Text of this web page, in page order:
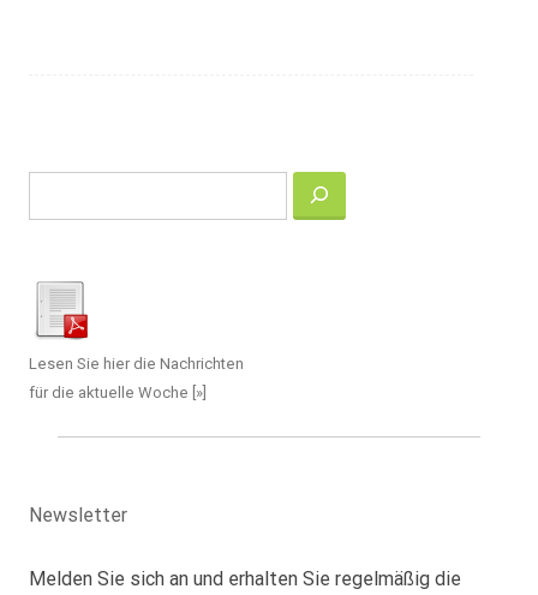
Lesen Sie hier die Nachrichten
für die aktuelle Woche [»]
Newsletter
Melden Sie sich an und erhalten Sie regelmäßig die